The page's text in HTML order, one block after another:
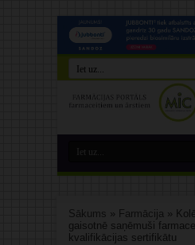
Sākums » Farmācija»
gaisotnē saņēmuši
kvalifikācijas sertifikātu